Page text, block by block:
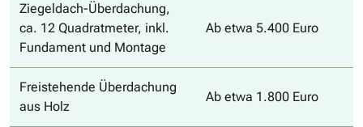
Ziegeldach-Überdachung,
ca. 12 Quadratmeter, inkl.
Fundament und Montage
Ab etwa 5.400 Euro
Freistehende Überdachung
aus Holz
Ab etwa 1.800 Euro